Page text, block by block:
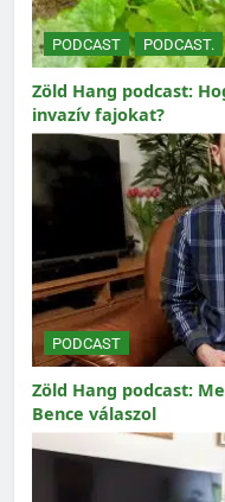
PODCAST PODCAST.
Zöld Hang podcast:
invazív fajokat?
PODCAST
Zöld Hang podcast:
Bence válaszol